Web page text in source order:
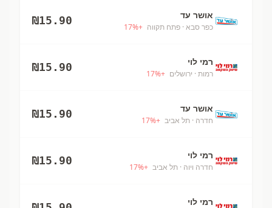
אושר עד
כפר סבא · פתח תקווה +
17%
₪15.90
רמי לוי
רמות · ירושלים +
17%
₪15.90
אושר עד
חדרה · תל אביב +
17%
₪15.90
רמי לוי
חדרה ויוה · תל אביב +
17%
₪15.90
רמי לוי